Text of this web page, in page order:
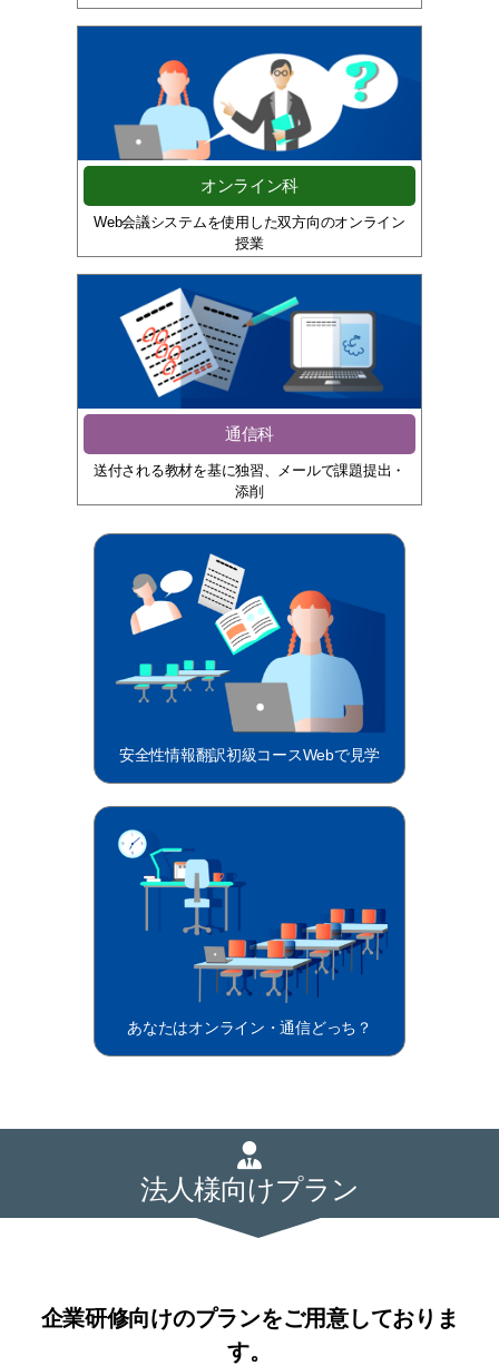
オンライン科
Web会議システムを使用した双方向のオンライン
授業
通信科
送付される教材を基に独習、メールで課題提出・
添削
安全性情報翻訳初級コースWebで見学
あなたはオンライン・通信どっち？
法人様向けプラン
企業研修向けのプランをご用意しておりま
す。